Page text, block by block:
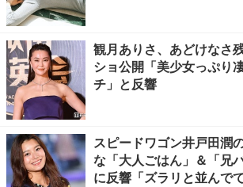
観月ありさ、あどけなさ
ショ公開「美少女っぷり
チ」と反響
スピードワゴン井戸田潤
な「大人ごはん」＆「兄
に反響「ズラリと並んで